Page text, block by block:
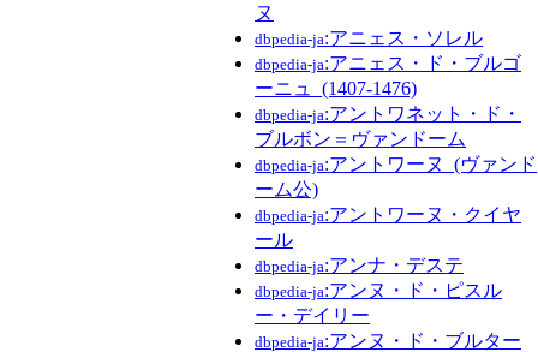
ヌ
dbpedia-ja:アニェス・ソレル
dbpedia-ja:アニェス・ド・ブルゴ
ーニュ_(1407-1476)
dbpedia-ja:アントワネット・ド・
ブルボン＝ヴァンドーム
dbpedia-ja:アントワーヌ_(ヴァンド
ーム公)
dbpedia-ja:アントワーヌ・クイヤ
ール
dbpedia-ja:アンナ・デステ
dbpedia-ja:アンヌ・ド・ピスル
ー・デイリー
dbpedia-ja:アンヌ・ド・ブルター